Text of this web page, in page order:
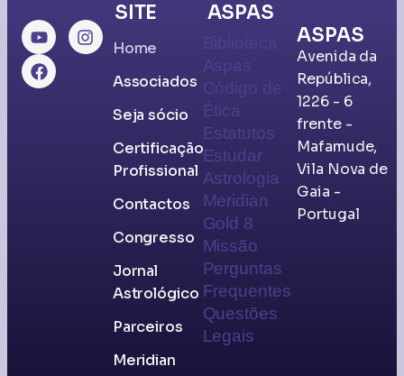
SITE
Home
Associados
Seja sócio
Certificação
Profissional
Contactos
Congresso
Jornal
Astrológico
Parceiros
Meridian
ASPAS
Biblioteca
Aspas
​Código de
Ética
Estatutos
​Estudar
Astrologia
Meridian
Gold 8
Missão
​Perguntas
Frequentes
Questões
Legais
ASPAS
Avenida da
República,
1226 - 6
frente -
Mafamude,
Vila Nova de
Gaia -
Portugal